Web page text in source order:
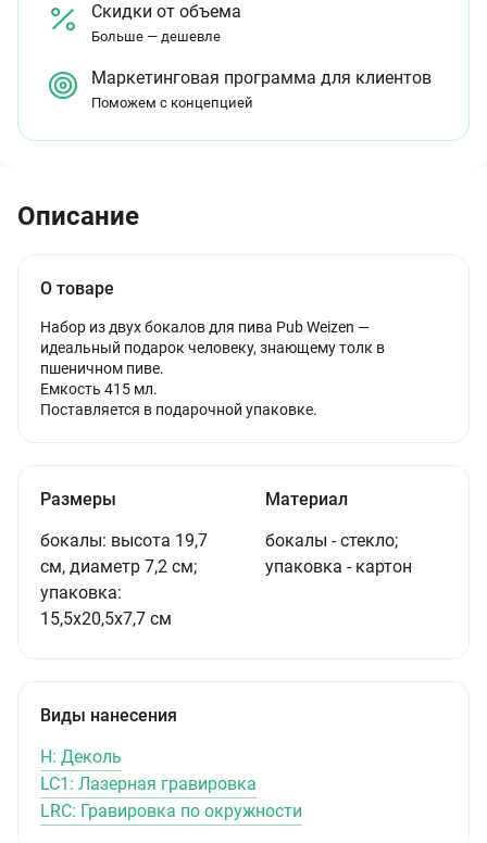
Скидки от объема
Больше — дешевле
Маркетинговая программа для клиентов
Поможем с концепцией
Описание
О товаре
Набор из двух бокалов для пива Pub Weizen —
идеальный подарок человеку, знающему толк в
пшеничном пиве.
Емкость 415 мл.
Поставляется в подарочной упаковке.
Размеры
бокалы: высота 19,7
см, диаметр 7,2 см;
упаковка:
15,5х20,5х7,7 см
Материал
бокалы - стекло;
упаковка - картон
Виды нанесения
H: Деколь
LC1: Лазерная гравировка
LRC: Гравировка по окружности